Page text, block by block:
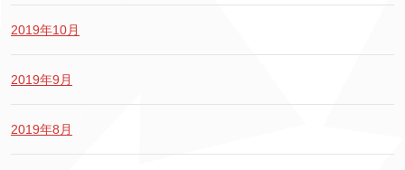
2019年10月
2019年9月
2019年8月